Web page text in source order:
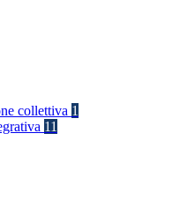
collettiva 1
11